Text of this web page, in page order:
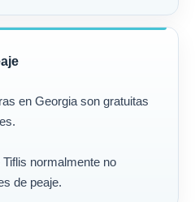
en Georgia son gratuitas
normalmente no
de peaje.